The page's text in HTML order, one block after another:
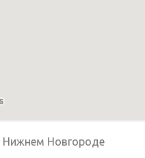
Нижнем Новгороде